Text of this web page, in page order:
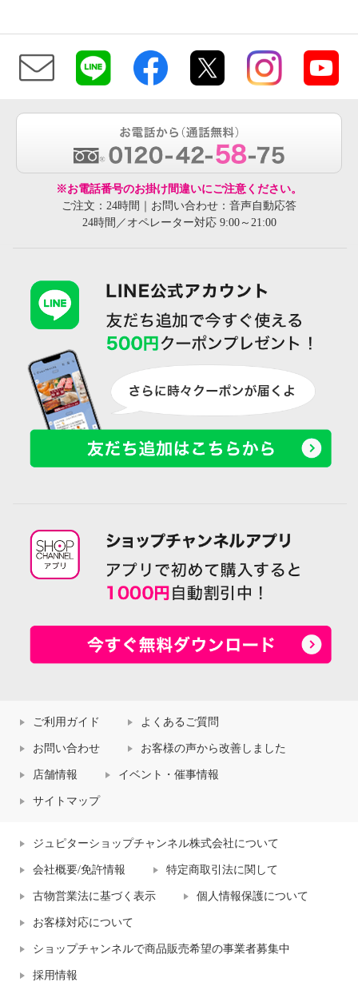
※お電話番号のお掛け間違いにご注意ください。
ご注文：24時間｜お問い合わせ：音声自動応答
24時間／オペレーター対応 9:00～21:00
ご利用ガイド よくあるご質問
お問い合わせ お客様の声から改善しました
店舗情報 イベント・催事情報
サイトマップ
ジュピターショップチャンネル株式会社について
会社概要/免許情報 特定商取引法に関して
古物営業法に基づく表示 個人情報保護について
お客様対応について
ショップチャンネルで商品販売希望の事業者募集中
採用情報